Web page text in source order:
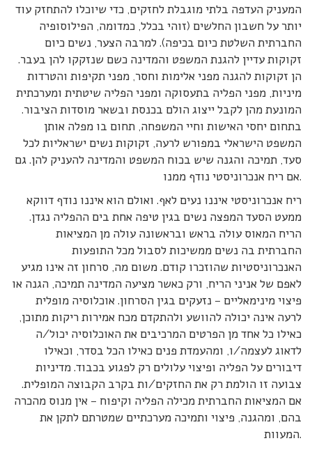
המעניק העדפה בלתי מוגבלת לחזקים, כדי שיוכלו להתחזק עוד
יותר על חשבון החלשים (זוהי בכלל, כמדומה, הפילוסופיה
החברתית השלטת כיום בכיפה). למרבה הצער, נשים כיום
זקוקות עדיין להגנת המשפט והמדינה כשם שנזקקו להן בעבר.
הן זקוקות להגנה מפני אלימות וחסר, מפני תקיפות והטרדות
מיניות, מפני הפליה בתעסוקה ומפני הפליה שיטתית ומערכתית
המונעת מהן לקבל ייצוג הולם בכנסת ובשאר מוסדות הציבור.
בתחום יחסי האישות וחיי המשפחה, תחום בו מפלה אותן
המשפט הישראלי במפורש לרעה, זקוקות נשים ישראליות לכל
סעד, תמיכה והגנה שיש בכוח המשפט והמדינה להעניק להן. גם
אם ריח אנכרוניסטי נודף ממנו.
ריח אנכרוניסטי איננו נעים לאף. ואולם הוא איננו נודף דווקא
ממעט הסעד המפצה נשים בגין טיפה אחת בים ההפליה נגדן.
הריח המאוס עולה בראש ובראשונה עולה מן המציאות
החברתית בה נשים ממשיכות לסבול מכל התופעות
האנכרוניסטיות שהוזכרו קודם. משום מה, סרחון זה אינו מגיע
לאפם של אניני הריח, ורק כאשר מציעה המדינה תמיכה, הגנה או
פיצוי מינימאליים – נזעקים בגין הסרחון. אוכלוסיה מופלית
לרעה אינה יכולה להוושע ולהתקדם מכח אמירות ריקות מתוכן,
כאילו כל אחד מן הפרטים המרכיבים את האוכלוסיה יכול/ה
לדאוג לעצמה/ו, ומהעמדת פנים כאילו הכל בסדר, וכאילו
דיבורים על הפליה ופיצוי עלולים רק לפגוע בכבוד. מדיניות
צבועה זו הולמת רק את החזקים/ות בקרב הקבוצה המופלית.
אם המציאות החברתית מכילה הפליה וקיפוח – אין מנוס מהכרה
בהם, ומהגנה, פיצוי ותמיכה מערכתיים שמטרתם לתקן את
המעוות.